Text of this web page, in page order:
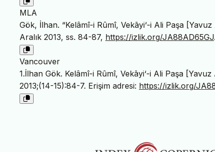
MLA
Gök, İlhan. “Kelâmî-i Rûmî, Vekāyi‘-i Ali Paşa [Yavuz
Aralık 2013, ss. 84-87, https://izlik.org/JA88AD65GJ.
Vancouver
1.İlhan Gök. Kelâmî-i Rûmî, Vekāyi‘-i Ali Paşa [Yavuz
2013;(14-15):84-7. Erişim adresi: https://izlik.org/